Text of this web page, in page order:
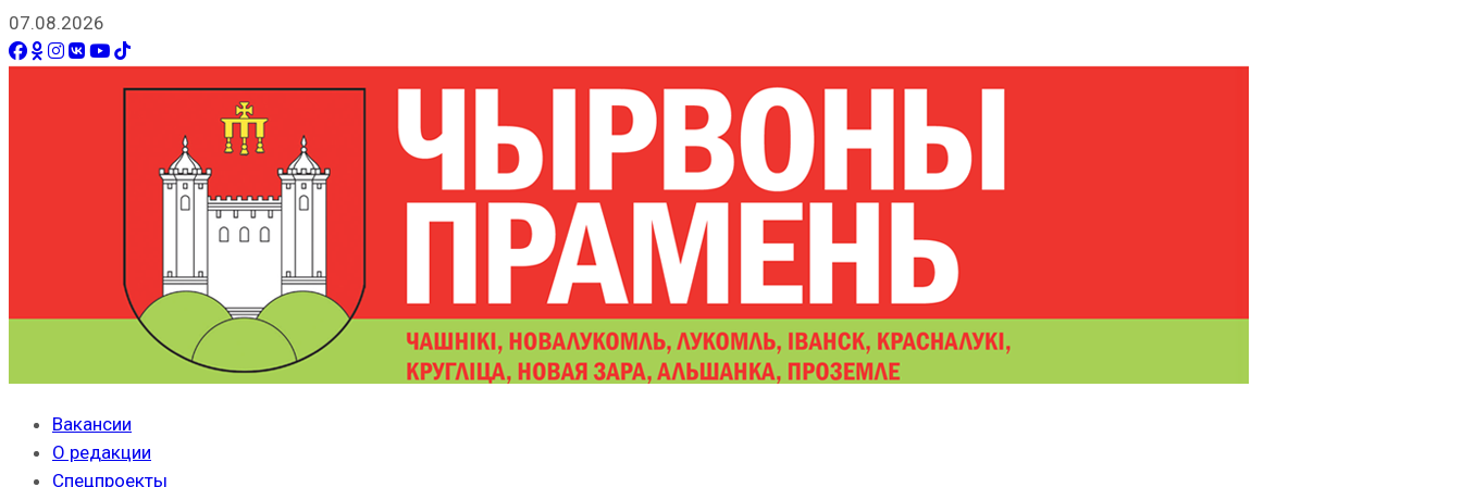
07.08.2026
Вакансии
О редакции
Спецпроекты